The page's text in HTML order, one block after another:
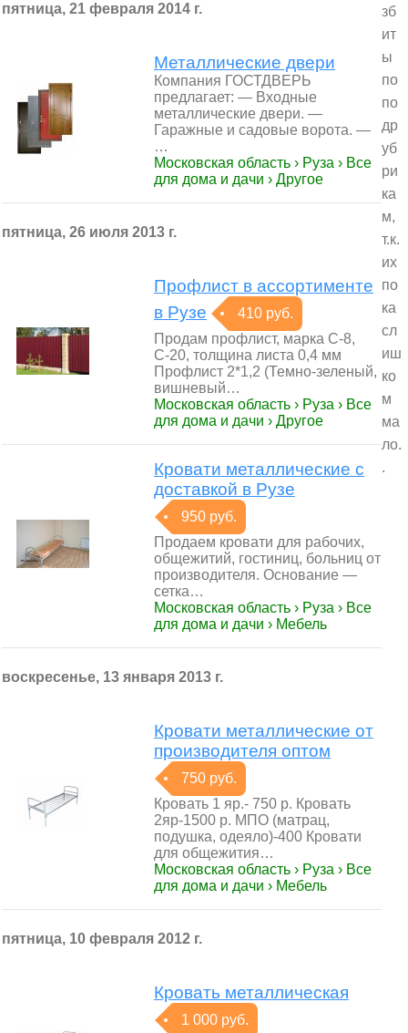
пятница, 21 февраля 2014 г.
Металлические двери
Компания ГОСТДВЕРЬ
предлагает: — Входные
металлические двери. —
Гаражные и садовые ворота. —
…
Московская область › Руза › Все
для дома и дачи › Другое
пятница, 26 июля 2013 г.
Профлист в ассортименте
в Рузе
410 руб.
Продам профлист, марка С-8,
С-20, толщина листа 0,4 мм
Профлист 2*1,2 (Темно-зеленый,
вишневый…
Московская область › Руза › Все
для дома и дачи › Другое
Кровати металлические с
доставкой в Рузе
950 руб.
Продаем кровати для рабочих,
общежитий, гостиниц, больниц от
производителя. Основание —
сетка…
Московская область › Руза › Все
для дома и дачи › Мебель
воскресенье, 13 января 2013 г.
Кровати металлические от
производителя оптом
750 руб.
Кровать 1 яр.- 750 р. Кровать
2яр-1500 р. МПО (матрац,
подушка, одеяло)-400 Кровати
для общежития…
Московская область › Руза › Все
для дома и дачи › Мебель
пятница, 10 февраля 2012 г.
Кровать металлическая
1 000 руб.
зб
ит
ы
по
по
др
уб
ри
ка
м,
т.к.
их
по
ка
сл
иш
ко
м
ма
ло.
.